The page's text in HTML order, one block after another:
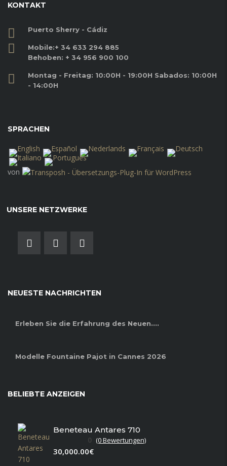
KONTAKT
Puerto Sherry - Cádiz
Mobile:+ 34 633 294 885
Behoben: + 34 956 900 100
Montag - Freitag: 10:00H - 19:00H Sabados: 10:00H
- 14:00H
SPRACHEN
von
UNSERE NETZWERKE
NEUESTE NACHRICHTEN
Erleben Sie die Erfahrung des Neuen....
Modelle Fountaine Pajot in Cannes 2026
BELIEBTE ANZEIGEN
Beneteau Antares 710
0 (0 Bewertungen)
30,000.00€